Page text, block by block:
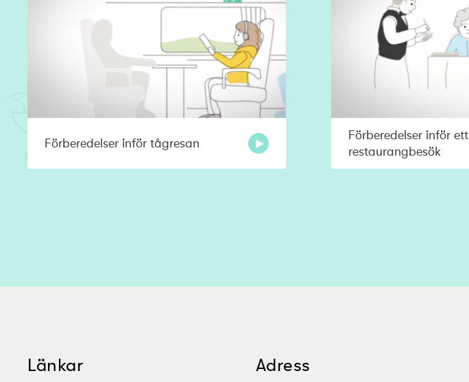
Förberedelser inför tågresan
Förberedelser inför ett
restaurangbesök
Länkar Adress